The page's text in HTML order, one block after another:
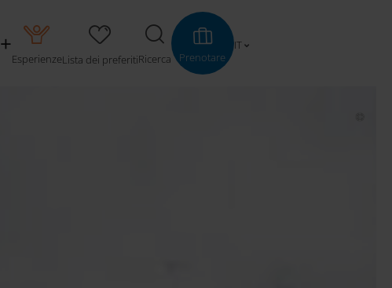
EsperienzeLista dei preferitiRicerca Prenotare
IT